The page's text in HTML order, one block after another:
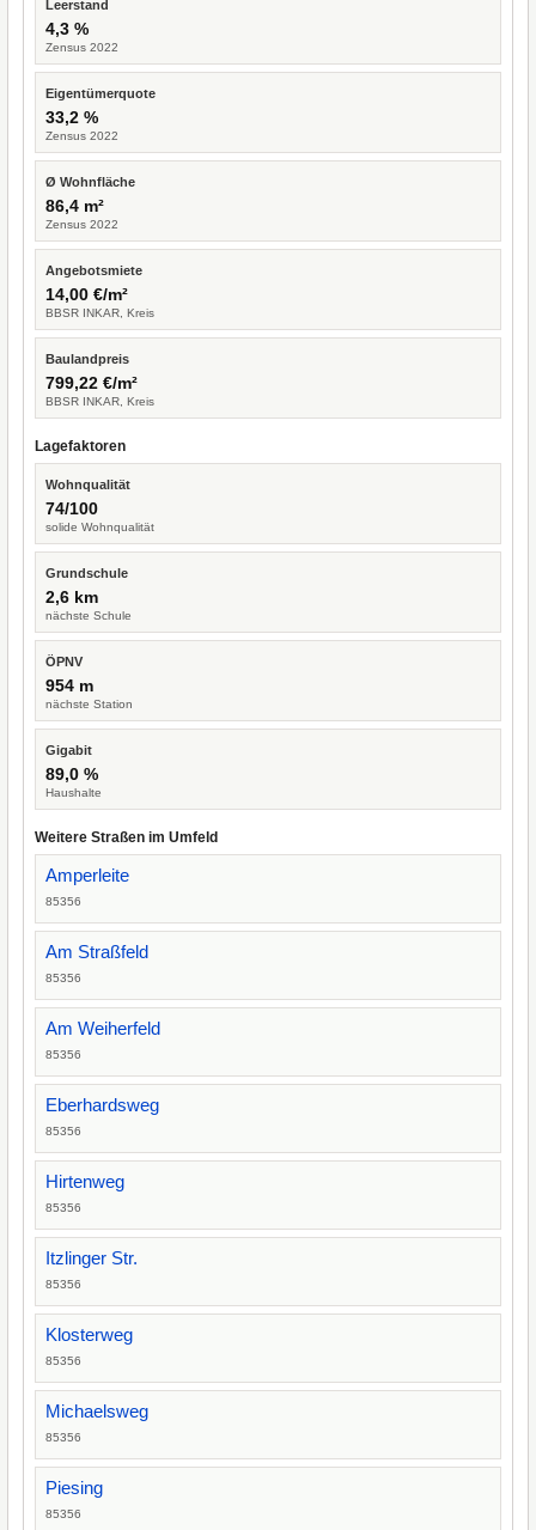
Leerstand
4,3 %
Zensus 2022
Eigentümerquote
33,2 %
Zensus 2022
Ø Wohnfläche
86,4 m²
Zensus 2022
Angebotsmiete
14,00 €/m²
BBSR INKAR, Kreis
Baulandpreis
799,22 €/m²
BBSR INKAR, Kreis
Lagefaktoren
Wohnqualität
74/100
solide Wohnqualität
Grundschule
2,6 km
nächste Schule
ÖPNV
954 m
nächste Station
Gigabit
89,0 %
Haushalte
Weitere Straßen im Umfeld
Amperleite
85356
Am Straßfeld
85356
Am Weiherfeld
85356
Eberhardsweg
85356
Hirtenweg
85356
Itzlinger Str.
85356
Klosterweg
85356
Michaelsweg
85356
Piesing
85356